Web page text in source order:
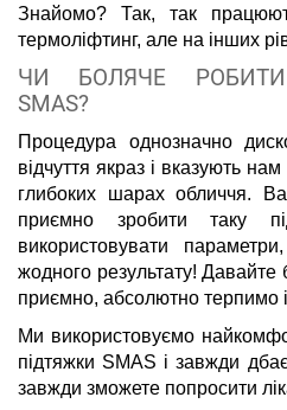
Знайомо? Так, так
термоліфтинг, але на інших
ЧИ БОЛЯЧЕ РОБИТИ
SMAS?
Процедура однозначно
відчуття якраз і вказують
глибоких шарах обличчя.
приємно зробити таку
використовувати
жодного результату!
приємно, абсолютно терпимо і
Ми використовуємо
підтяжки SMAS і завжди
завжди зможете попросити